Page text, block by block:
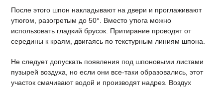
После этого шпон накладывают на двери и проглаживают
утюгом, разогретым до 50°. Вместо утюга можно
использовать гладкий брусок. Притирание проводят от
середины к краям, двигаясь по текстурным линиям шпона.
Не следует допускать появления под шпоновыми листами
пузырей воздуха, но если они все-таки образовались, этот
участок смачивают водой и производят надрез. Воздух